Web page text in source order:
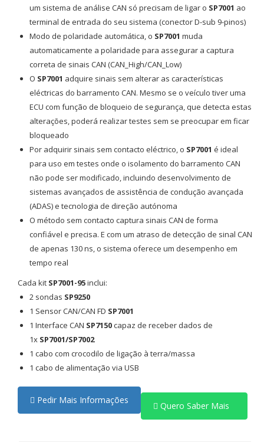
um sistema de análise CAN só precisam de ligar o SP7001 ao
terminal de entrada do seu sistema (conector D-sub 9-pinos)
Modo de polaridade automática, o SP7001 muda
automaticamente a polaridade para assegurar a captura
correta de sinais CAN (CAN_High/CAN_Low)
O SP7001 adquire sinais sem alterar as características
eléctricas do barramento CAN. Mesmo se o veículo tiver uma
ECU com função de bloqueio de segurança, que detecta estas
alterações, poderá realizar testes sem se preocupar em ficar
bloqueado
Por adquirir sinais sem contacto eléctrico, o SP7001 é ideal
para uso em testes onde o isolamento do barramento CAN
não pode ser modificado, incluindo desenvolvimento de
sistemas avançados de assistência de condução avançada
(ADAS) e tecnologia de direção autónoma
O método sem contacto captura sinais CAN de forma
confiável e precisa. E com um atraso de detecção de sinal CAN
de apenas 130 ns, o sistema oferece um desempenho em
tempo real
Cada kit SP7001-95inclui:
2 sondas SP9250
1 Sensor CAN/CAN FD SP7001
1 Interface CAN SP7150capaz de receber dados de
1x SP7001/SP7002
1 cabo com crocodilo de ligação à terra/massa
1 cabo de alimentação via USB
Pedir Mais Informações
Quero Saber Mais